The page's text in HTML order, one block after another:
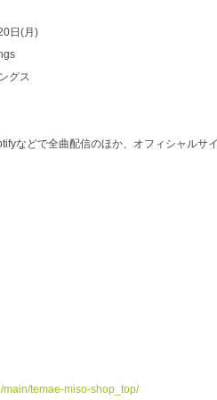
日(月)
グス
などで全曲配信のほか、オフィシャルサ
main/temae-miso-shop_top/